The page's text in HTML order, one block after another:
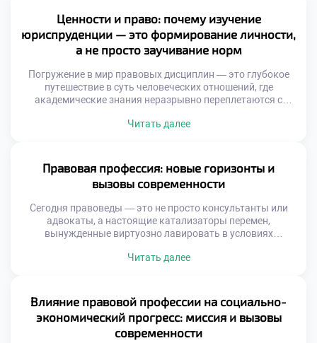
поэтому осознанное обучение в хорошем техникуме
закладывает тот самый несокрушимый фундамент,
который превращает вчерашнего студента […]
Ценности и право: почему изучение
юриспруденции — это формирование личности,
а не просто заучивание норм
Погружение в мир правовых дисциплин — это глубокое
путешествие в суть человеческих отношений, где
академические знания неразрывно переплетаются с
пространстве, среди кодексов и прецедентов,
путь будущих адвокатов, судей и правозащитников.
Именно поэтому осознанное обучение в хорошем
техникуме становится […]
Читать далее
Правовая профессия: новые горизонты и
вызовы современности
Сегодня правоведы — это не просто консультанты или
адвокаты, а настоящие катализаторы перемен,
вынужденные виртуозно лавировать в условиях
распахивает перед ними безграничные карьерные
поэтому осознанное обучение в хорошем техникуме
становится тем самым надежным фундаментом, который
позволяет будущим экспертам […]
Читать далее
Влияние правовой профессии на социально-
экономический прогресс: миссия и вызовы
современности